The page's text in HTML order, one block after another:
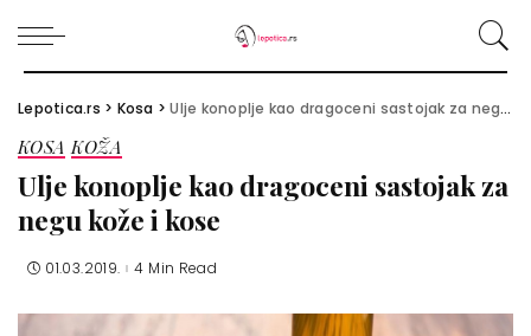
Lepotica.rs > Kosa >Ulje konoplje kao dragoceni sastojak za negu kože i kose
KOSA KOŽA
Ulje konoplje kao dragoceni sastojak za
negu kože i kose
01.03.2019. 4 Min Read